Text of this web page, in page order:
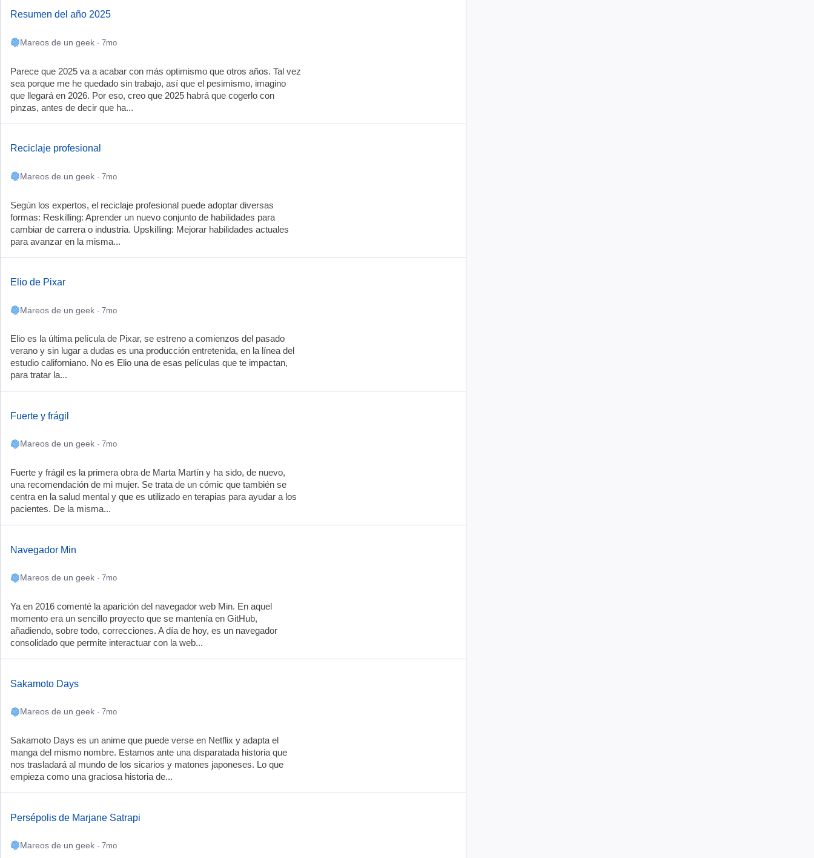
Resumen del año 2025
Mareos de un geek · 7mo
Parece que 2025 va a acabar con más optimismo que otros años. Tal vez
sea porque me he quedado sin trabajo, así que el pesimismo, imagino
que llegará en 2026. Por eso, creo que 2025 habrá que cogerlo con
pinzas, antes de decir que ha...
Reciclaje profesional
Mareos de un geek · 7mo
Según los expertos, el reciclaje profesional puede adoptar diversas
formas: Reskilling: Aprender un nuevo conjunto de habilidades para
cambiar de carrera o industria. Upskilling: Mejorar habilidades actuales
para avanzar en la misma...
Elio de Pixar
Mareos de un geek · 7mo
Elio es la última película de Pixar, se estreno a comienzos del pasado
verano y sin lugar a dudas es una producción entretenida, en la línea del
estudio californiano. No es Elio una de esas películas que te impactan,
para tratar la...
Fuerte y frágil
Mareos de un geek · 7mo
Fuerte y frágil es la primera obra de Marta Martín y ha sido, de nuevo,
una recomendación de mi mujer. Se trata de un cómic que también se
centra en la salud mental y que es utilizado en terapias para ayudar a los
pacientes. De la misma...
Navegador Min
Mareos de un geek · 7mo
Ya en 2016 comenté la aparición del navegador web Min. En aquel
momento era un sencillo proyecto que se mantenía en GitHub,
añadiendo, sobre todo, correcciones. A día de hoy, es un navegador
consolidado que permite interactuar con la web...
Sakamoto Days
Mareos de un geek · 7mo
Sakamoto Days es un anime que puede verse en Netflix y adapta el
manga del mismo nombre. Estamos ante una disparatada historia que
nos trasladará al mundo de los sicarios y matones japoneses. Lo que
empieza como una graciosa historia de...
Persépolis de Marjane Satrapi
Mareos de un geek · 7mo